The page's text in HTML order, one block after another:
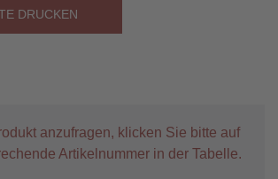
DRUCKEN
anzufragen, klicken Sie bitte auf
Artikelnummer in der Tabelle.